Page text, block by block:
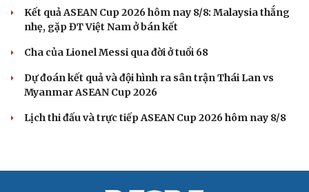
Kết quả ASEAN Cup 2026 hôm nay 8/8: Malaysia thắng
nhẹ, gặp ĐT Việt Nam ở bán kết
Cha của Lionel Messi qua đời ở tuổi 68
Dự đoán kết quả và đội hình ra sân trận Thái Lan vs
Myanmar ASEAN Cup 2026
Lịch thi đấu và trực tiếp ASEAN Cup 2026 hôm nay 8/8